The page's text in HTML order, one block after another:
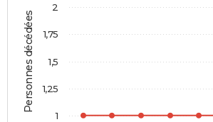
Personnes décédées
1
1,25
1,5
1,75
2